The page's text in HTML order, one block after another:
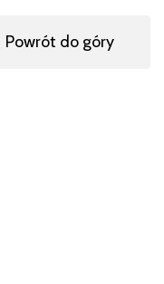
Powrót do góry